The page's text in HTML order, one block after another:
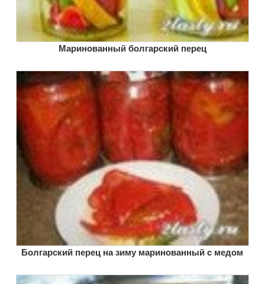
Маринованный болгарский перец
Болгарский перец на зиму маринованный с медом